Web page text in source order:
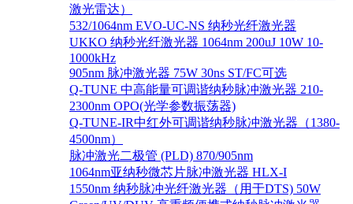
激光雷达）
532/1064nm EVO-UC-NS 纳秒光纤激光器
UKKO 纳秒光纤激光器 1064nm 200uJ 10W 10-
1000kHz
905nm 脉冲激光器 75W 30ns ST/FC可选
Q-TUNE 中高能量可调谐纳秒脉冲激光器 210-
2300nm OPO(光学参数振荡器)
Q-TUNE-IR中红外可调谐纳秒脉冲激光器（1380-
4500nm）
脉冲激光二极管 (PLD) 870/905nm
1064nm亚纳秒微芯片脉冲激光器 HLX-I
1550nm 纳秒脉冲光纤激光器（用于DTS) 50W